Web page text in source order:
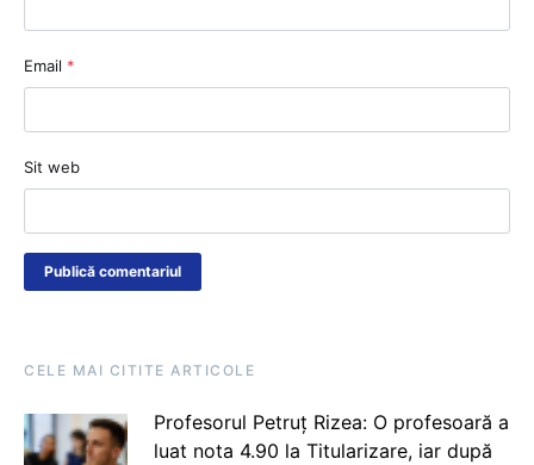
Email *
Sit web
CELE MAI CITITE ARTICOLE
Profesorul Petruț Rizea: O profesoară a
luat nota 4.90 la Titularizare, iar după